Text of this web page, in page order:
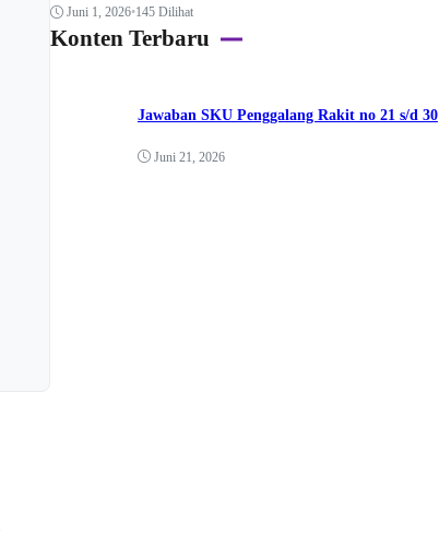
Juni 1, 2026•145 Dilihat
Konten Terbaru
Jawaban SKU Penggalang Rakit no 21 s/d 30
Juni 21, 2026